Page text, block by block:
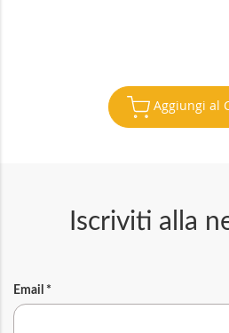
Aggiungi al
Iscriviti alla
Email *